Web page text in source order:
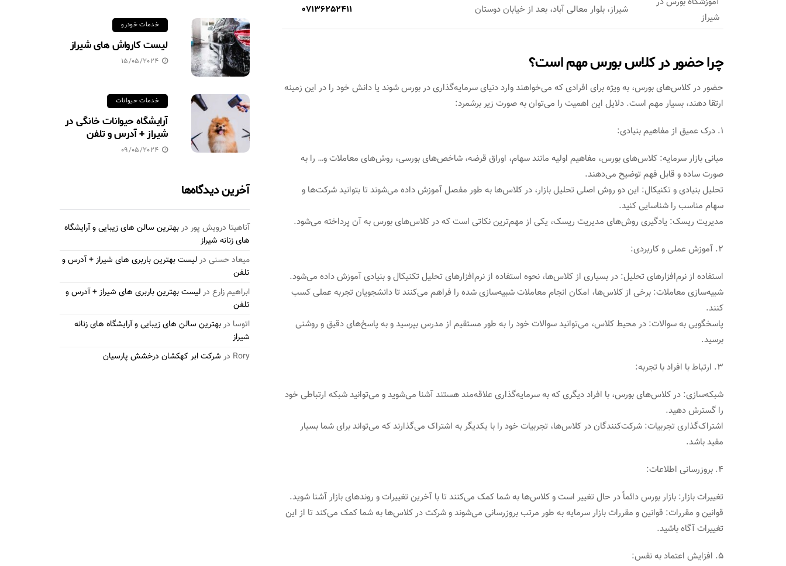
شیراز
شیراز، بلوار معالی آباد، بعد از خیابان دوستان 07136252411
چرا حضور در کلاس بورس مهم است؟
حضور در کلاس‌های بورس، به ویژه برای افرادی که می‌خواهند وارد دنیای سرمایه‌گذاری در بورس شوند یا دانش خود را در این زمینه
ارتقا دهند، بسیار مهم است. دلایل این اهمیت را می‌توان به صورت زیر برشمرد:
1. درک عمیق از مفاهیم بنیادی:
مبانی بازار سرمایه: کلاس‌های بورس، مفاهیم اولیه مانند سهام، اوراق قرضه، شاخص‌های بورسی، روش‌های معاملات و… را به
صورت ساده و قابل فهم توضیح می‌دهند.
تحلیل بنیادی و تکنیکال: این دو روش اصلی تحلیل بازار، در کلاس‌ها به طور مفصل آموزش داده می‌شوند تا بتوانید شرکت‌ها و
سهام مناسب را شناسایی کنید.
مدیریت ریسک: یادگیری روش‌های مدیریت ریسک، یکی از مهم‌ترین نکاتی است که در کلاس‌های بورس به آن پرداخته می‌شود.
2. آموزش عملی و کاربردی:
استفاده از نرم‌افزارهای تحلیل: در بسیاری از کلاس‌ها، نحوه استفاده از نرم‌افزارهای تحلیل تکنیکال و بنیادی آموزش داده می‌شود.
شبیه‌سازی معاملات: برخی از کلاس‌ها، امکان انجام معاملات شبیه‌سازی شده را فراهم می‌کنند تا دانشجویان تجربه عملی کسب
کنند.
پاسخگویی به سوالات: در محیط کلاس، می‌توانید سوالات خود را به طور مستقیم از مدرس بپرسید و به پاسخ‌های دقیق و روشنی
برسید.
3. ارتباط با افراد با تجربه:
شبکه‌سازی: در کلاس‌های بورس، با افراد دیگری که به سرمایه‌گذاری علاقه‌مند هستند آشنا می‌شوید و می‌توانید شبکه ارتباطی خود
را گسترش دهید.
اشتراک‌گذاری تجربیات: شرکت‌کنندگان در کلاس‌ها، تجربیات خود را با یکدیگر به اشتراک می‌گذارند که می‌تواند برای شما بسیار
مفید باشد.
4. بروزرسانی اطلاعات:
تغییرات بازار: بازار بورس دائماً در حال تغییر است و کلاس‌ها به شما کمک می‌کنند تا با آخرین تغییرات و روندهای بازار آشنا شوید.
قوانین و مقررات: قوانین و مقررات بازار سرمایه به طور مرتب بروزرسانی می‌شوند و شرکت در کلاس‌ها به شما کمک می‌کند تا از این
تغییرات آگاه باشید.
5. افزایش اعتماد به نفس:
خدمات خودرو
لیست کارواش های شیراز
15/05/2024
خدمات حیوانات
آرایشگاه حیوانات خانگی در
شیراز + آدرس و تلفن
09/05/2024
آخرین دیدگاه‌ها
آناهیتا درویش پور دربهترین سالن های زیبایی و آرایشگاه
های زنانه شیراز
میعاد حسنی درلیست بهترین باربری های شیراز + آدرس و
تلفن
ابراهیم زارع درلیست بهترین باربری های شیراز + آدرس و
تلفن
اتوسا دربهترین سالن های زیبایی و آرایشگاه های زنانه
شیراز
Rory در شرکت ابر کهکشان درخشش پارسیان